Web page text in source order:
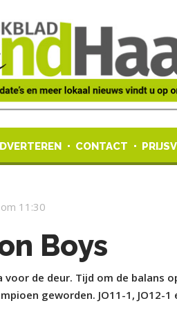
CONTACT
11:30
Boys
voor de deur. Tijd om de balans
geworden. JO11-1, JO12-1